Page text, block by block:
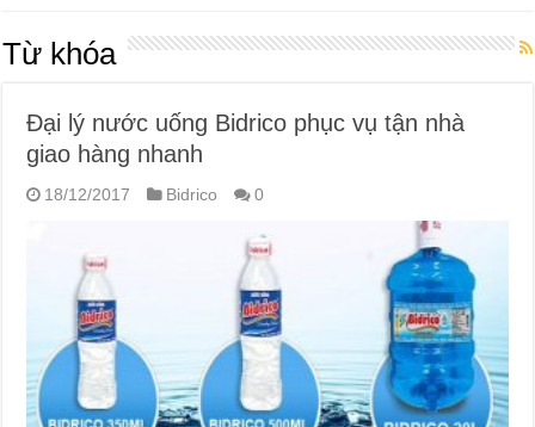
Từ khóa
Đại lý nước uống Bidrico phục vụ tận nhà
giao hàng nhanh
18/12/2017 Bidrico 0